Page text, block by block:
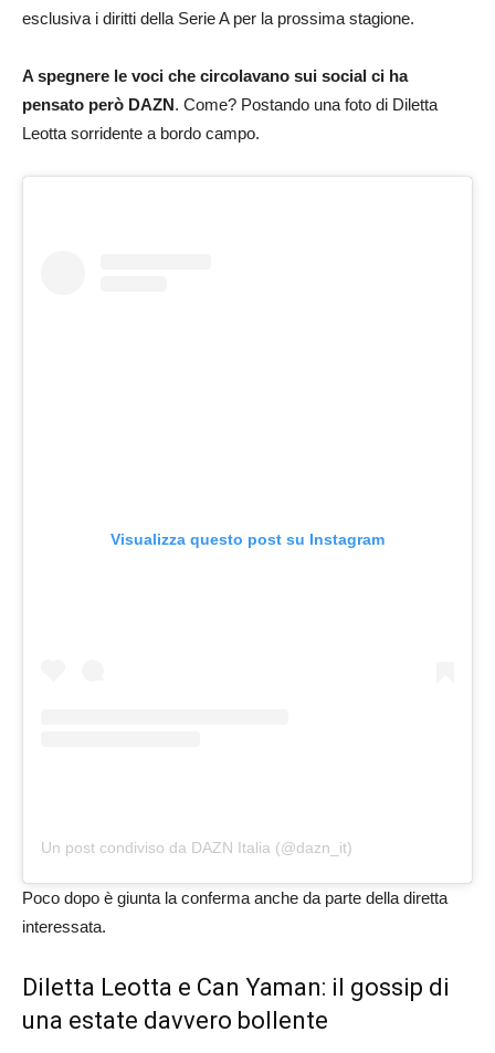
esclusiva i diritti della Serie A per la prossima stagione.
A spegnere le voci che circolavano sui social ci ha
pensato però DAZN. Come? Postando una foto di Diletta
Leotta sorridente a bordo campo.
Visualizza questo post su Instagram
Un post condiviso da DAZN Italia (@dazn_it)
Poco dopo è giunta la conferma anche da parte della diretta
interessata.
Diletta Leotta e Can Yaman: il gossip di
una estate davvero bollente